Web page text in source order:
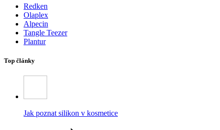
Redken
Olaplex
Alpecin
Tangle Teezer
Plantur
Top články
Jak poznat silikon v kosmetice